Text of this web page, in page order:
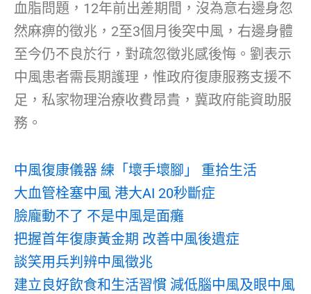
血脂問題，12年前出差期間，沒為意右邊身忽
然麻痹的徵兆，2至3個月後突中風，右邊身體
至今仍不良於行，對疏忽徵兆感後悔。劉表示
中風患者需長期護理，惟政府復康服務支援不
足，私家物理治療收費昂貴，冀政府能資助服
務。
中風復康儀器 練「壞手壞腳」 重拾生活
大血管栓塞中風 港大AI 20秒斷症
臉龐動不了 不是中風是面癱
把握首年復康黃金期 改善中風後遺症
談笑用兵判辨中風徵兆
建立良好飲食和生活習慣 減低腦中風及眼中風